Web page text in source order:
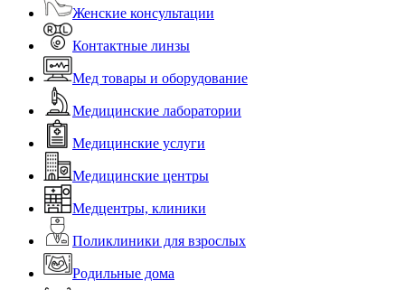
Женские консультации
Контактные линзы
Мед товары и оборудование
Медицинские лаборатории
Медицинские услуги
Медицинские центры
Медцентры, клиники
Поликлиники для взрослых
Родильные дома